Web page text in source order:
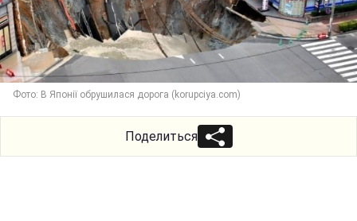
Фото: В Японії обрушилася дорога (korupciya.com)
Поделиться